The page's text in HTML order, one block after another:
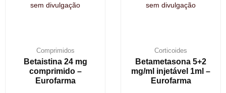
Comprimidos
Betaistina 24 mg
comprimido –
Eurofarma
Corticoides
Betametasona 5+2
mg/ml injetável 1ml –
Eurofarma